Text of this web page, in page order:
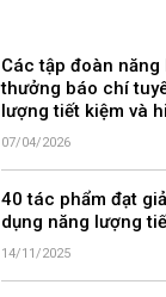
Các tập đoàn
thưởng báo chí
lượng tiết kiệm và
07/04/2026
40 tác phẩm đạt
dụng năng lượng
14/11/2025